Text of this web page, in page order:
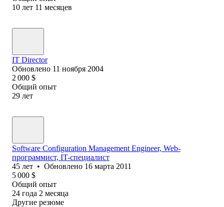
10 лет 11 месяцев
IT Director
Обновлено 11 ноября 2004
2 000 $
Общий опыт
29 лет
Software Configuration Management Engineer, Web-
программист, IT-специалист
45 лет • Обновлено 16 марта 2011
5 000 $
Общий опыт
24 года 2 месяца
Другие резюме